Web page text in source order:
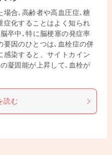
場合､高齢者や高血圧症､糖
症化することはよく知られ
卒中､特に脳梗塞の発症率
要因のひとつは､血栓症の併
感染すると、サイトカイン
凝固能が上昇して､血栓が
読む